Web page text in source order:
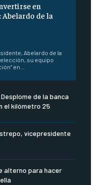
en
de la
Abelardo de la
su equipo
en...
de la banca
el kilómetro 25
vicepresidente
alterno para hacer